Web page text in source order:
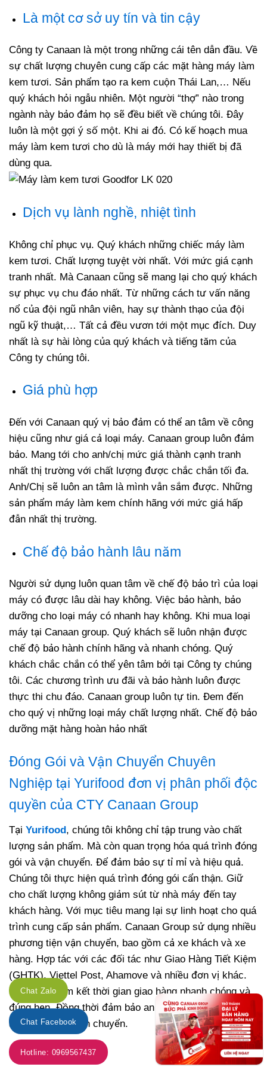
Chat Zalo
Chat Facebook
Hotline: 0969567437
Là một cơ sở uy tín và tin cậy
Công ty Canaan là một trong những cái tên dẫn đầu. Về
sự chất lượng chuyên cung cấp các mặt hàng máy làm
kem tươi. Sản phẩm tạo ra kem cuộn Thái Lan,… Nếu
quý khách hỏi ngẫu nhiên. Một người “thợ” nào trong
ngành này bảo đảm họ sẽ đều biết về chúng tôi. Đây
luôn là một gợi ý số một. Khi ai đó. Có kế hoạch mua
máy làm kem tươi cho dù là máy mới hay thiết bị đã
dùng qua.
Dịch vụ lành nghề, nhiệt tình
Không chỉ phục vụ. Quý khách những chiếc máy làm
kem tươi. Chất lượng tuyệt vời nhất. Với mức giá cạnh
tranh nhất. Mà Canaan cũng sẽ mang lại cho quý khách
sự phục vụ chu đáo nhất. Từ những cách tư vấn năng
nổ của đội ngũ nhân viên, hay sự thành thạo của đội
ngũ kỹ thuật,… Tất cả đều vươn tới một mục đích. Duy
nhất là sự hài lòng của quý khách và tiếng tăm của
Công ty chúng tôi.
Giá phù hợp
Đến với Canaan quý vị bảo đảm có thể an tâm về công
hiệu cũng như giá cả loại máy. Canaan group luôn đảm
bảo. Mang tới cho anh/chị mức giá thành cạnh tranh
nhất thị trường với chất lượng được chắc chắn tối đa.
Anh/Chị sẽ luôn an tâm là mình vẫn sắm được. Những
sản phẩm máy làm kem chính hãng với mức giá hấp
đẫn nhất thị trường.
Chế độ bảo hành lâu năm
Người sử dụng luôn quan tâm về chế độ bảo trì của loại
máy có được lâu dài hay không. Việc bảo hành, bảo
dưỡng cho loại máy có nhanh hay không. Khi mua loại
máy tại Canaan group. Quý khách sẽ luôn nhận được
chế độ bảo hành chính hãng và nhanh chóng. Quý
khách chắc chắn có thể yên tâm bởi tại Công ty chúng
tôi. Các chương trình ưu đãi và bảo hành luôn được
thực thi chu đáo. Canaan group luôn tự tin. Đem đến
cho quý vị những loại máy chất lượng nhất. Chế độ bảo
dưỡng mặt hàng hoàn hảo nhất
Đóng Gói và Vận Chuyển Chuyên
Nghiệp tại Yurifood đơn vị phân phối độc
quyền của CTY Canaan Group
Tại Yurifood, chúng tôi không chỉ tập trung vào chất
lượng sản phẩm. Mà còn quan trọng hóa quá trình đóng
gói và vận chuyển. Để đảm bảo sự tỉ mỉ và hiệu quả.
Chúng tôi thực hiện quá trình đóng gói cẩn thận. Giữ
cho chất lượng không giảm sút từ nhà máy đến tay
khách hàng. Với mục tiêu mang lại sự linh hoạt cho quá
trình cung cấp sản phẩm. Canaan Group sử dụng nhiều
phương tiện vận chuyển, bao gồm cả xe khách và xe
hàng. Hợp tác với các đối tác như Giao Hàng Tiết Kiệm
(GHTK), Viettel Post, Ahamove và nhiều đơn vị khác.
Chúng tôi cam kết thời gian giao hàng nhanh chóng và
đúng hẹn. Đồng thời đảm bảo an toàn cho sản phẩm
suốt quá trình vận chuyển.